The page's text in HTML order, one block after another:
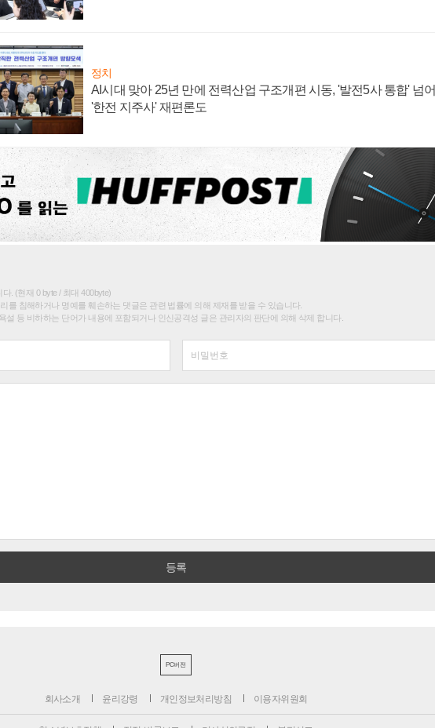
정치
AI시대 맞아 25년 만에 전력산업 구조개편 시동, '발전5사 통합' 넘어
'한전 지주사' 재편론도
. (현재 0 byte / 최대 400byte)
를 침해하거나 명예를 훼손하는 댓글은 관련 법률에 의해 제재를 받을 수 있습니다.
설 등 비하하는 단어가 내용에 포함되거나 인신공격성 글은 관리자의 판단에 의해 삭제 합니다.
PC버전
회사소개 윤리강령 개인정보처리방침 이용자위원회